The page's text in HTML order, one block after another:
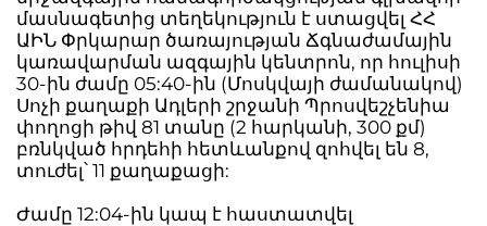
մասնագետից տեղեկություն է ստացվել ՀՀ
ԱԻՆ Փրկարար ծառայության Ճգնաժամային
կառավարման ազգային կենտրոն, որ հուլիսի
30-ին ժամը 05:40-ին (Մոսկվայի ժամանակով)
Սոչի քաղաքի Ադլերի շրջանի Պրոսվեշչենիա
փողոցի թիվ 81 տանը (2 հարկանի, 300 քմ)
բռնկված հրդեհի հետևանքով զոհվել են 8,
տուժել՝ 11 քաղաքացի:
Ժամը 12:04-ին կապ է հաստատվել